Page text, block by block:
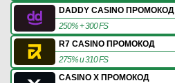
DADDY CASINO ПРОМОКОД
250% + 300 FS
R7 CASINO ПРОМОКОД
275% и 310 FS
CASINO X ПРОМОКОД